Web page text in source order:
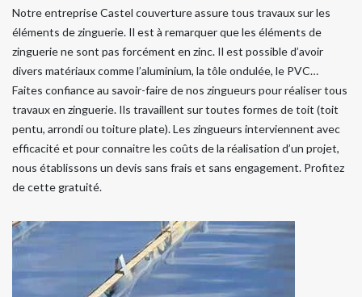
Notre entreprise Castel couverture assure tous travaux sur les
éléments de zinguerie. Il est à remarquer que les éléments de
zinguerie ne sont pas forcément en zinc. Il est possible d’avoir
divers matériaux comme l’aluminium, la tôle ondulée, le PVC…
Faites confiance au savoir-faire de nos zingueurs pour réaliser tous
travaux en zinguerie. Ils travaillent sur toutes formes de toit (toit
pentu, arrondi ou toiture plate). Les zingueurs interviennent avec
efficacité et pour connaitre les coûts de la réalisation d’un projet,
nous établissons un devis sans frais et sans engagement. Profitez
de cette gratuité.